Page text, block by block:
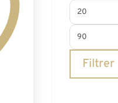
Prix
min
Prix
max
Filtrer